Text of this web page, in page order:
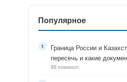
Популярное
Граница России и
пересечь и какие
88 коммент.